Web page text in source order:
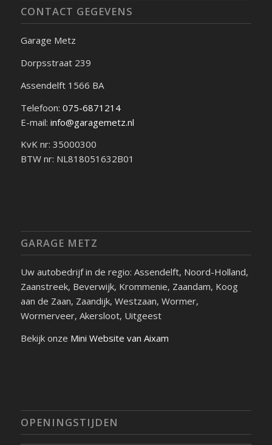
CONTACT GEGEVENS
Garage Metz
Dorpsstraat 239
Assendelft 1566 BA
Telefoon: 075-6871214
E-mail: info@garagemetz.nl
KvK nr: 35000300
BTW nr: NL818051632B01
GARAGE METZ
Uw autobedrijf in de regio: Assendelft, Noord-Holland,
Zaanstreek, Beverwijk, Krommenie, Zaandam, Koog
aan de Zaan, Zaandijk, Westzaan, Wormer,
Wormerveer, Akersloot, Uitgeest
Bekijk onze Mini Website van Aixam
OPENINGSTIJDEN